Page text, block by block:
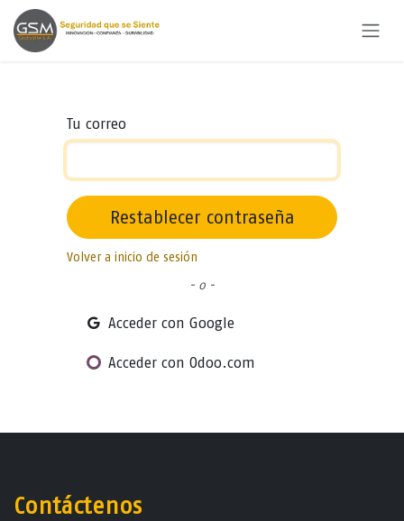
Ir al contenido
Tu correo
Restablecer contraseña
Volver a inicio de sesión
- o -
Acceder con Google
Acceder con Odoo.com
Contáctenos